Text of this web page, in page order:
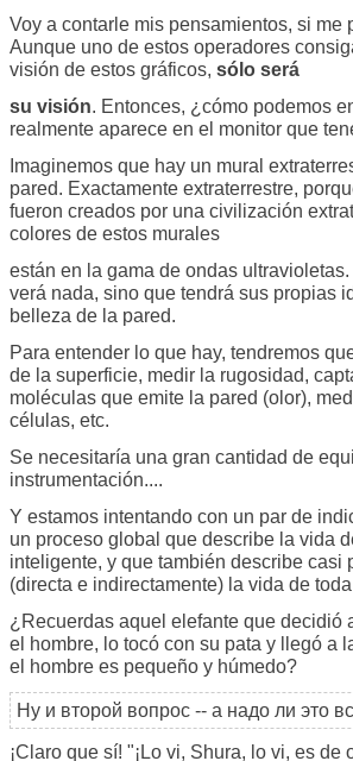
Voy a contarle mis pensamientos, si me
Aunque uno de estos operadores
visión de estos gráficos, sólo será
su visión. Entonces, ¿cómo podemos
realmente aparece en el monitor que
Imaginemos que hay un mural
pared. Exactamente extraterrestre,
fueron creados por una civilización
colores de estos murales
están en la gama de ondas
verá nada, sino que tendrá sus propias
belleza de la pared.
Para entender lo que hay, tendremos
de la superficie, medir la rugosidad,
moléculas que emite la pared (olor),
células, etc.
Se necesitaría una gran cantidad de
instrumentación....
Y estamos intentando con un par de
un proceso global que describe la vida
inteligente, y que también describe casi
(directa e indirectamente) la vida de
¿Recuerdas aquel elefante que decidió
el hombre, lo tocó con su pata y llegó a
el hombre es pequeño y húmedo?
Ну и второй вопрос -- а надо ли это
¡Claro que sí! "¡Lo vi, Shura, lo vi, es de